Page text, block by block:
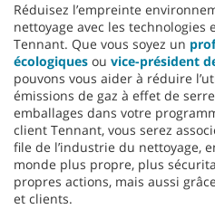
Réduisez l’empreinte
nettoyage avec les technologies
Tennant. Que vous soyez un
écologiques ou vice-président
pouvons vous aider à réduire
émissions de gaz à effet de
emballages dans votre
client Tennant, vous serez
file de l’industrie du nettoyage,
monde plus propre, plus
propres actions, mais aussi
et clients.